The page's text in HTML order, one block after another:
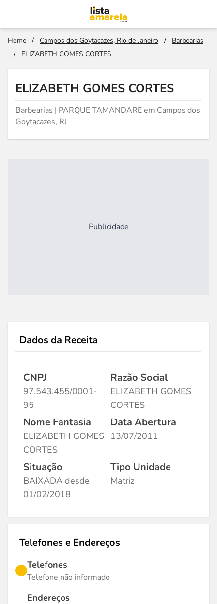
Home / Campos dos Goytacazes, Rio de Janeiro /
Barbearias
/
ELIZABETH GOMES CORTES
ELIZABETH GOMES CORTES
Barbearias | PARQUE TAMANDARE em Campos dos
Goytacazes, RJ
Publicidade
Dados da Receita
CNPJ
97.543.455/0001-
95
Razão Social
ELIZABETH GOMES
CORTES
Nome Fantasia
ELIZABETH GOMES
CORTES
Data Abertura
13/07/2011
Situação
BAIXADA desde
01/02/2018
Tipo Unidade
Matriz
Telefones e Endereços
Telefones
Telefone não informado
Endereços